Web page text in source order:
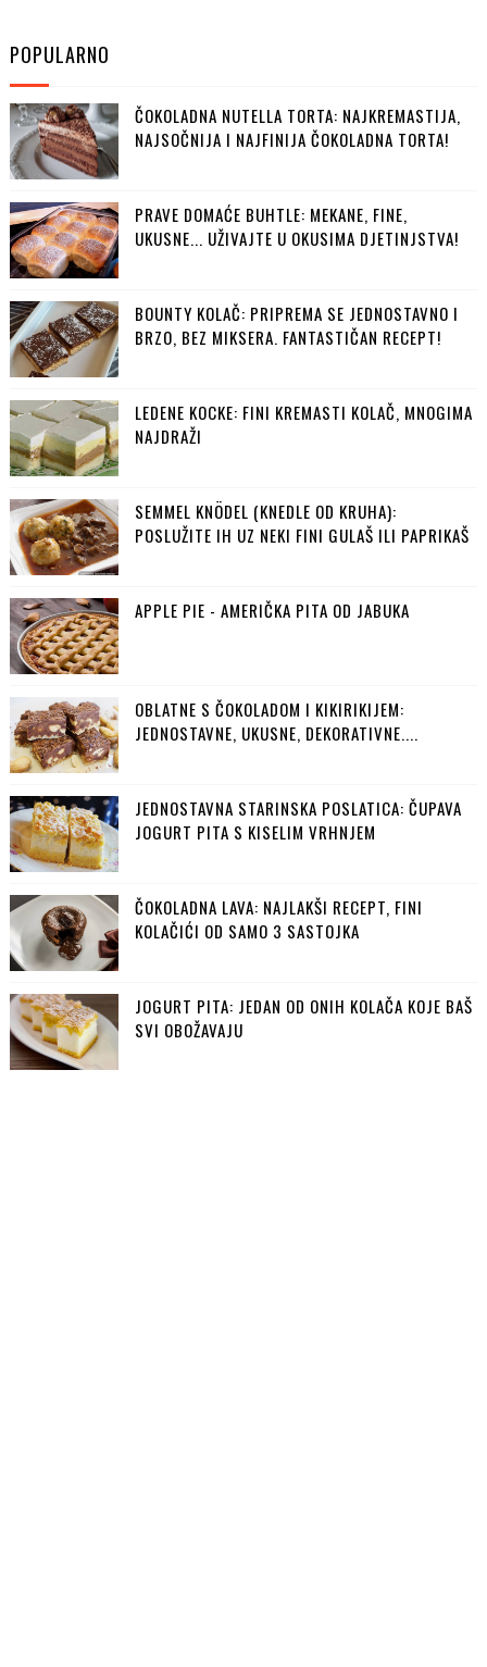
POPULARNO
ČOKOLADNA NUTELLA TORTA: NAJKREMASTIJA,
NAJSOČNIJA I NAJFINIJA ČOKOLADNA TORTA!
PRAVE DOMAĆE BUHTLE: MEKANE, FINE,
UKUSNE... UŽIVAJTE U OKUSIMA DJETINJSTVA!
BOUNTY KOLAČ: PRIPREMA SE JEDNOSTAVNO I
BRZO, BEZ MIKSERA. FANTASTIČAN RECEPT!
LEDENE KOCKE: FINI KREMASTI KOLAČ, MNOGIMA
NAJDRAŽI
SEMMEL KNÖDEL (KNEDLE OD KRUHA):
POSLUŽITE IH UZ NEKI FINI GULAŠ ILI PAPRIKAŠ
APPLE PIE - AMERIČKA PITA OD JABUKA
OBLATNE S ČOKOLADOM I KIKIRIKIJEM:
JEDNOSTAVNE, UKUSNE, DEKORATIVNE....
JEDNOSTAVNA STARINSKA POSLATICA: ČUPAVA
JOGURT PITA S KISELIM VRHNJEM
ČOKOLADNA LAVA: NAJLAKŠI RECEPT, FINI
KOLAČIĆI OD SAMO 3 SASTOJKA
JOGURT PITA: JEDAN OD ONIH KOLAČA KOJE BAŠ
SVI OBOŽAVAJU